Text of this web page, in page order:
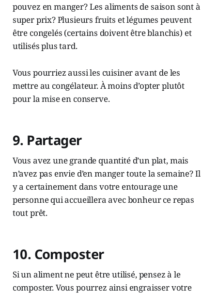
pouvez en manger? Les aliments de saison sont à
super prix? Plusieurs fruits et légumes peuvent
être congelés (certains doivent être blanchis) et
utilisés plus tard.
Vous pourriez aussi les cuisiner avant de les
mettre au congélateur. À moins d’opter plutôt
pour la mise en conserve.
9. Partager
Vous avez une grande quantité d’un plat, mais
n’avez pas envie d’en manger toute la semaine? Il
y a certainement dans votre entourage une
personne qui accueillera avec bonheur ce repas
tout prêt.
10. Composter
Si un aliment ne peut être utilisé, pensez à le
composter. Vous pourrez ainsi engraisser votre